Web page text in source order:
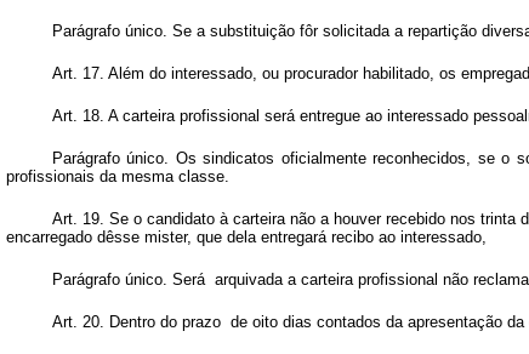
Parágrafo único. Se a substituição fôr solicitada a repartição
Art. 17. Além do interessado, ou procurador habilitado, os
Art. 18. A carteira profissional será entregue ao interessado
Parágrafo único. Os sindicatos oficialmente reconhecidos, se o
profissionais da mesma classe.
Art. 19. Se o candidato à carteira não a houver recebido nos
encarregado dêsse mister, que dela entregará recibo ao interessado,
Parágrafo único. Será arquivada a carteira profissional não
Art. 20. Dentro do prazo de oito dias contados da apresentação